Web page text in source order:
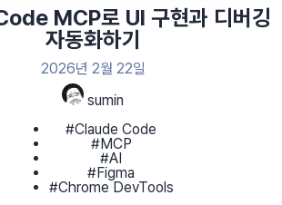
MCP로 UI 구현과 디버깅
자동화하기
2026년 2월 22일
sumin
#Claude Code
#MCP
#AI
#Figma
#Chrome DevTools